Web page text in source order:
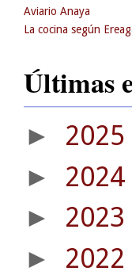
Aviario Anaya
La cocina según
Últimas
► 2025
► 2024
► 2023
► 2022